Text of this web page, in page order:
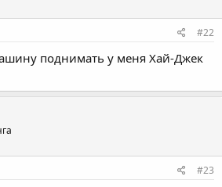
#22
поднимать у меня Хай-Джек
#23